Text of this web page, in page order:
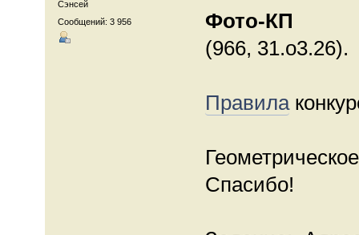
Сэнсей
Сообщений: 3 956
Фото-КП
(966, 31.о3.26).
Правила
Спасибо!